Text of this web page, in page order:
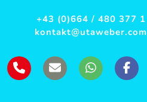
+43 (0)664 / 480 377 1
kontakt@utaweber.com